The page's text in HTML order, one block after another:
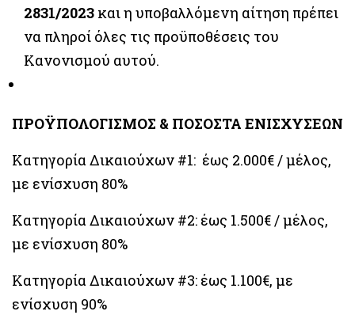
2831/2023 και η υποβαλλόμενη αίτηση πρέπει
να πληροί όλες τις προϋποθέσεις του
Κανονισμού αυτού.
ΠΡΟΫΠΟΛΟΓΙΣΜΟΣ & ΠΟΣΟΣΤΑ ΕΝΙΣΧΥΣΕΩΝ
Κατηγορία Δικαιούχων #1: έως 2.000€ / μέλος,
με ενίσχυση 80%
Κατηγορία Δικαιούχων #2: έως 1.500€ / μέλος,
με ενίσχυση 80%
Κατηγορία Δικαιούχων #3: έως 1.100€, με
ενίσχυση 90%